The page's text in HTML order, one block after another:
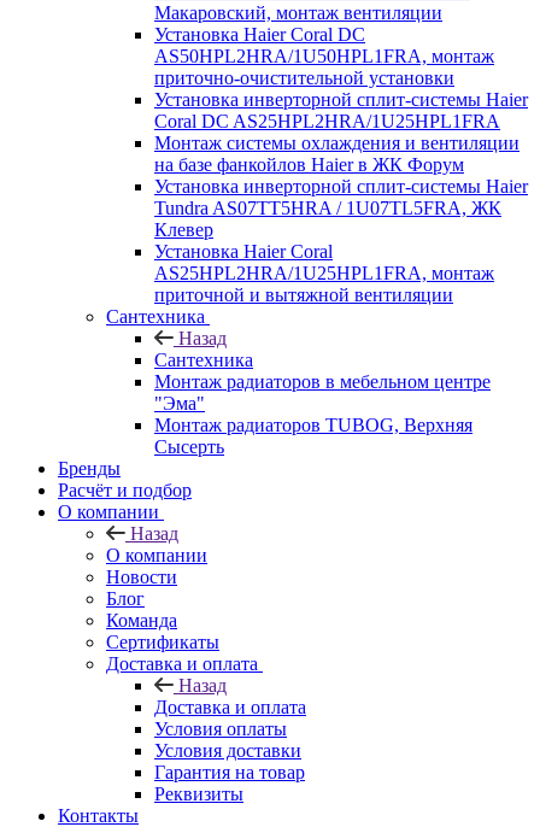
Макаровский, монтаж вентиляции
Установка Haier Coral DC
AS50HPL2HRA/1U50HPL1FRA, монтаж
приточно-очистительной установки
Установка инверторной сплит-системы Haier
Coral DC AS25HPL2HRA/1U25HPL1FRA
Монтаж системы охлаждения и вентиляции
на базе фанкойлов Haier в ЖК Форум
Установка инверторной сплит-системы Haier
Tundra AS07TT5HRA / 1U07TL5FRA, ЖК
Клевер
Установка Haier Coral
AS25HPL2HRA/1U25HPL1FRA, монтаж
приточной и вытяжной вентиляции
Сантехника
Назад
Сантехника
Монтаж радиаторов в мебельном центре
"Эма"
Монтаж радиаторов TUBOG, Верхняя
Сысерть
Бренды
Расчёт и подбор
О компании
Назад
О компании
Новости
Блог
Команда
Сертификаты
Доставка и оплата
Назад
Доставка и оплата
Условия оплаты
Условия доставки
Гарантия на товар
Реквизиты
Контакты